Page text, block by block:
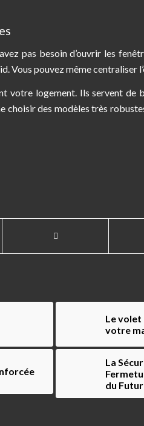
pas besoin d’ouvrir les
Vous pouvez même centraliser
votre logement. Ils servent de
choisir des modèles très
Le volet
votre
La
du Futur